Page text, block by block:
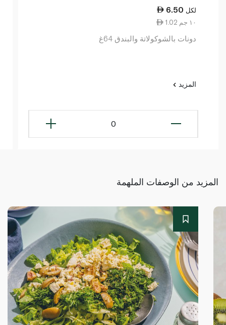
6.50 لكل
1.02 ١٠ جم
دونات بالشوكولاتة والبندق 64غ
المزيد
0
المزيد من الوصفات الملهمة